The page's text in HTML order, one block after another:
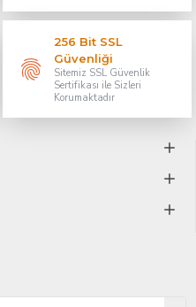
256 Bit SSL
Güvenliği
Sitemiz SSL Güvenlik
Sertifikası ile Sizleri
Korumaktadır